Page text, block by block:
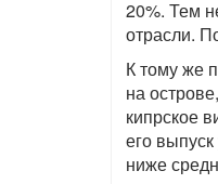
20%. Тем
отрасли.
К тому же
на
кипрское
его
ниже